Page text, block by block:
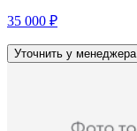
35 000 ₽
Уточнить у менеджера